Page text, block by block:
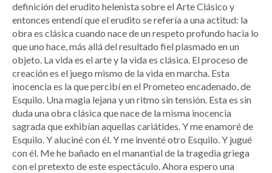
definición del erudito helenista sobre el Arte Clásico y
entonces entendí que el erudito se refería a una actitud: la
obra es clásica cuando nace de un respeto profundo hacia lo
que uno hace, más allá del resultado fiel plasmado en un
objeto. La vida es el arte y la vida es clásica. El proceso de
creación es el juego mismo de la vida en marcha. Esta
inocencia es la que percibí en el Prometeo encadenado, de
Esquilo. Una magia lejana y un ritmo sin tensión. Esta es sin
duda una obra clásica que nace de la misma inocencia
sagrada que exhibían aquellas cariátides. Y me enamoré de
Esquilo. Y aluciné con él. Y me inventé otro Esquilo. Y jugué
con él. Me he bañado en el manantial de la tragedia griega
con el pretexto de este espectáculo. Ahora espero una